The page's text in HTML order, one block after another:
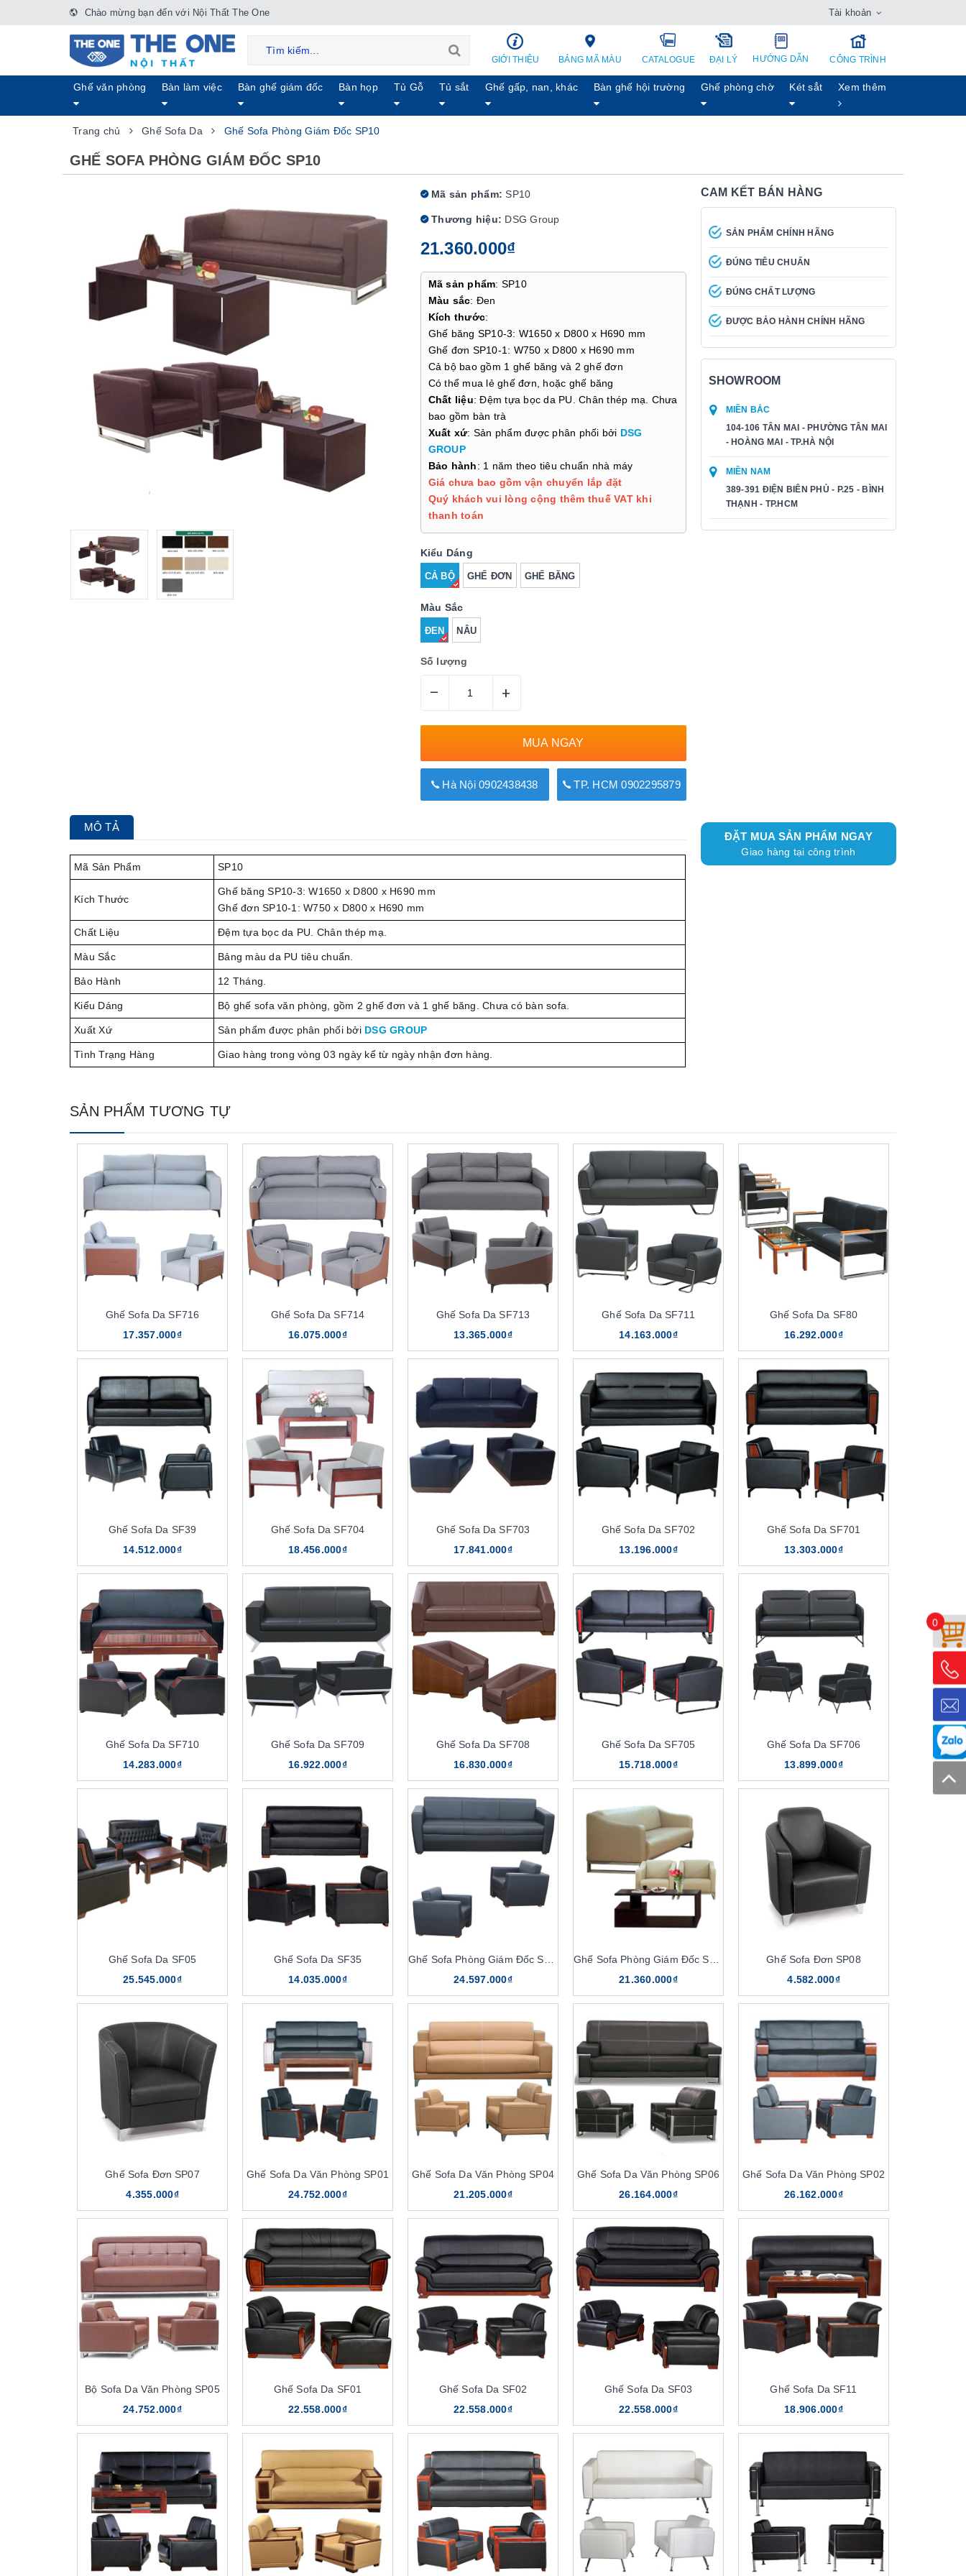
Chào mừng bạn đến với Nội Thất The One Tài khoản
GIỚI THIỆU BẢNG MÃ MÀU CATALOGUE ĐẠI LÝ HƯỚNG DẪN CÔNG TRÌNH
Ghế văn phòng Bàn làm việc Bàn ghế giám đốc Bàn họp Tủ Gỗ Tủ sắt Ghế gấp, nan, khác Bàn ghế hội trường Ghế phòng chờ Két sẳt Xem thêm
Trang chủ Ghế Sofa Da Ghế Sofa Phòng Giám Đốc SP10
GHẾ SOFA PHÒNG GIÁM ĐỐC SP10
Mã sản phẩm: SP10
Thương hiệu: DSG Group
21.360.000₫
Mã sản phẩm: SP10
Màu sắc: Đen
Kích thước:
Ghế băng SP10-3: W1650 x D800 x H690 mm
Ghế đơn SP10-1: W750 x D800 x H690 mm
Cả bộ bao gồm 1 ghế băng và 2 ghế đơn
Có thể mua lẻ ghế đơn, hoặc ghế băng
Chất liệu: Đệm tựa bọc da PU. Chân thép mạ. Chưa
bao gồm bàn trà
Xuất xứ: Sản phẩm được phân phối bởi DSG
GROUP
Bảo hành: 1 năm theo tiêu chuẩn nhà máy
Giá chưa bao gồm vận chuyển lắp đặt
Quý khách vui lòng cộng thêm thuế VAT khi
thanh toán
Kiểu Dáng
CẢ BỘ GHẾ ĐƠN GHẾ BĂNG
Màu Sắc
ĐEN NÂU
Số lượng
– +
MUA NGAY
Hà Nội 0902438438 TP. HCM 0902295879
CAM KẾT BÁN HÀNG
SẢN PHẨM CHÍNH HÃNG
ĐÚNG TIÊU CHUẨN
ĐÚNG CHẤT LƯỢNG
ĐƯỢC BẢO HÀNH CHÍNH HÃNG
SHOWROOM
MIỀN BẮC
104-106 TÂN MAI - PHƯỜNG TÂN MAI
- HOÀNG MAI - TP.HÀ NỘI
MIỀN NAM
389-391 ĐIỆN BIÊN PHỦ - P.25 - BÌNH
THẠNH - TP.HCM
MÔ TẢ
Mã Sản Phẩm SP10
Kích Thước
Ghế băng SP10-3: W1650 x D800 x H690 mm
Ghế đơn SP10-1: W750 x D800 x H690 mm
Chất Liệu Đệm tựa bọc da PU. Chân thép mạ.
Màu Sắc Bảng màu da PU tiêu chuẩn.
Bảo Hành 12 Tháng.
Kiểu Dáng Bộ ghế sofa văn phòng, gồm 2 ghế đơn và 1 ghế băng. Chưa có bàn sofa.
Xuất Xứ Sản phẩm được phân phối bởi DSG GROUP
Tình Trạng Hàng Giao hàng trong vòng 03 ngày kể từ ngày nhận đơn hàng.
ĐẶT MUA SẢN PHẨM NGAY
Giao hàng tại công trình
SẢN PHẨM TƯƠNG TỰ
Ghế Sofa Da SF716
17.357.000₫
Ghế Sofa Da SF714
16.075.000₫
Ghế Sofa Da SF713
13.365.000₫
Ghế Sofa Da SF711
14.163.000₫
Ghế Sofa Da SF80
16.292.000₫
Ghế Sofa Da SF39
14.512.000₫
Ghế Sofa Da SF704
18.456.000₫
Ghế Sofa Da SF703
17.841.000₫
Ghế Sofa Da SF702
13.196.000₫
Ghế Sofa Da SF701
13.303.000₫
Ghế Sofa Da SF710
14.283.000₫
Ghế Sofa Da SF709
16.922.000₫
Ghế Sofa Da SF708
16.830.000₫
Ghế Sofa Da SF705
15.718.000₫
Ghế Sofa Da SF706
13.899.000₫
Ghế Sofa Da SF05
25.545.000₫
Ghế Sofa Da SF35
14.035.000₫
24.597.000₫
21.360.000₫
Ghế Sofa Đơn SP08
4.582.000₫
Ghế Sofa Đơn SP07
4.355.000₫
Ghế Sofa Da Văn Phòng SP01
24.752.000₫
Ghế Sofa Da Văn Phòng SP04
21.205.000₫
Ghế Sofa Da Văn Phòng SP06
26.164.000₫
Ghế Sofa Da Văn Phòng SP02
26.162.000₫
Bộ Sofa Da Văn Phòng SP05
24.752.000₫
Ghế Sofa Da SF01
22.558.000₫
Ghế Sofa Da SF02
22.558.000₫
Ghế Sofa Da SF03
22.558.000₫
Ghế Sofa Da SF11
18.906.000₫
0